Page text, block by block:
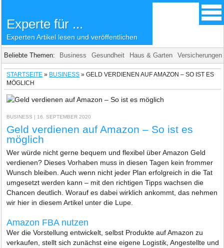
Experte für ...
Experten Artikel lesen und veröffentlichen
Beliebte Themen: Business Gesundheit Haus & Garten Versicherungen
STARTSEITE » BUSINESS »GELD VERDIENEN AUF AMAZON – SO IST ES
MÖGLICH
BUSINESS | 16. SEPTEMBER 2020
Geld verdienen auf Amazon – So ist es
möglich
Wer würde nicht gerne bequem und flexibel über Amazon Geld
verdienen? Dieses Vorhaben muss in diesen Tagen kein frommer
Wunsch bleiben. Auch wenn nicht jeder Plan erfolgreich in die Tat
umgesetzt werden kann – mit den richtigen Tipps wachsen die
Chancen deutlich. Worauf es dabei wirklich ankommt, das nehmen
wir hier in diesem Artikel unter die Lupe.
Amazon FBA nutzen
Wer die Vorstellung entwickelt, selbst Produkte auf Amazon zu
verkaufen, stellt sich zunächst eine eigene Logistik, Angestellte und